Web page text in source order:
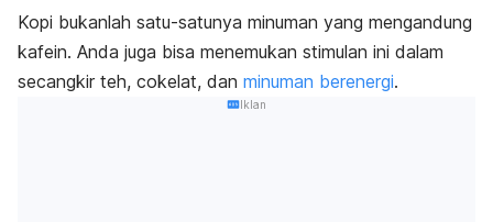
Kopi bukanlah satu-satunya minuman yang mengandung
kafein. Anda juga bisa menemukan stimulan ini dalam
secangkir teh, cokelat, dan minuman berenergi.
Iklan